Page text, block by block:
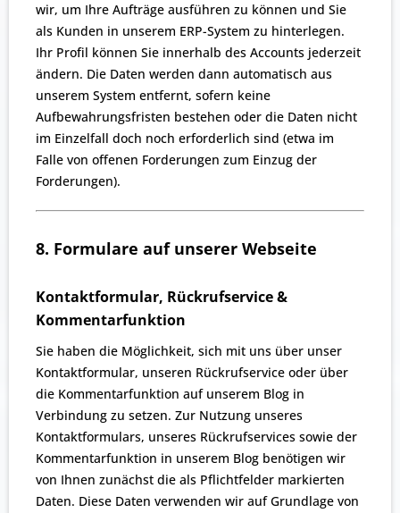
wir, um Ihre Aufträge ausführen zu können und Sie
als Kunden in unserem ERP-System zu hinterlegen.
Ihr Profil können Sie innerhalb des Accounts jederzeit
ändern. Die Daten werden dann automatisch aus
unserem System entfernt, sofern keine
Aufbewahrungsfristen bestehen oder die Daten nicht
im Einzelfall doch noch erforderlich sind (etwa im
Falle von offenen Forderungen zum Einzug der
Forderungen).
8. Formulare auf unserer Webseite
Kontaktformular, Rückrufservice &
Kommentarfunktion
Sie haben die Möglichkeit, sich mit uns über unser
Kontaktformular, unseren Rückrufservice oder über
die Kommentarfunktion auf unserem Blog in
Verbindung zu setzen. Zur Nutzung unseres
Kontaktformulars, unseres Rückrufservices sowie der
Kommentarfunktion in unserem Blog benötigen wir
von Ihnen zunächst die als Pflichtfelder markierten
Daten. Diese Daten verwenden wir auf Grundlage von